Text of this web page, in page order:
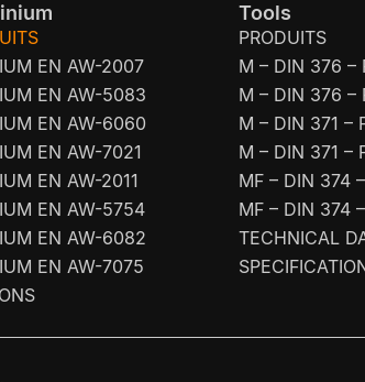
EN AW-2007
EN AW-5083
EN AW-6060
EN AW-7021
EN AW-2011
EN AW-5754
EN AW-6082
EN AW-7075
Tools
PRODUITS
M – DIN 376 –
M – DIN 376 –
M – DIN 371 –
M – DIN 371 –
MF – DIN 374
MF – DIN 374
TECHNICAL